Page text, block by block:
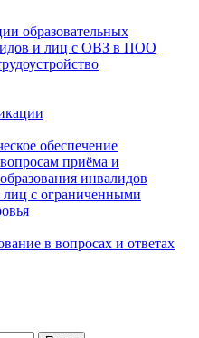
образовательных
и лиц с ОВЗ в ПОО
обеспечение
приёма и
инвалидов
лиц с ограниченными
в вопросах и ответах